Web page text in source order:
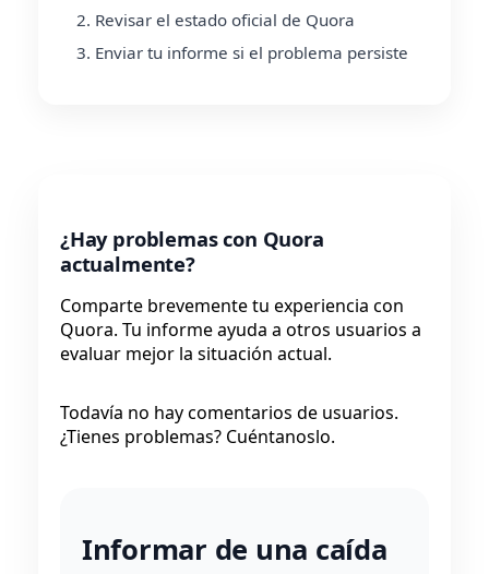
Revisar el estado oficial de Quora
Enviar tu informe si el problema persiste
¿Hay problemas con Quora
actualmente?
Comparte brevemente tu experiencia con
Quora. Tu informe ayuda a otros usuarios a
evaluar mejor la situación actual.
Todavía no hay comentarios de usuarios.
¿Tienes problemas? Cuéntanoslo.
Informar de una caída